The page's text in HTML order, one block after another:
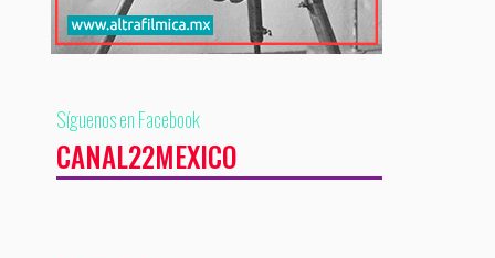
Síguenos en Facebook
CANAL22MEXICO